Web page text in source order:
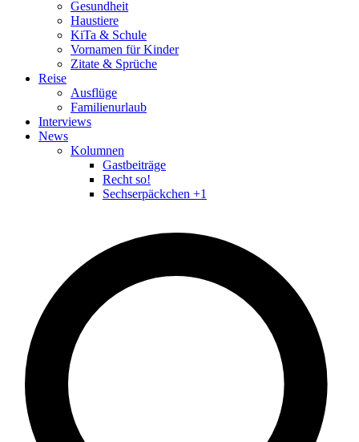
Gesundheit
Haustiere
KiTa & Schule
Vornamen für Kinder
Zitate & Sprüche
Reise
Ausflüge
Familienurlaub
Interviews
News
Kolumnen
Gastbeiträge
Recht so!
Sechserpäckchen +1